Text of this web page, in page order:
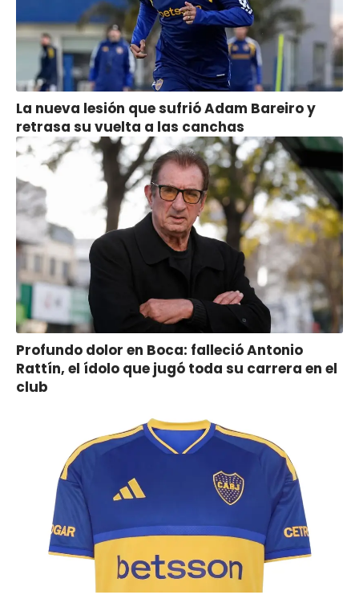
La nueva lesión que sufrió Adam Bareiro y
retrasa su vuelta a las canchas
Profundo dolor en Boca: falleció Antonio
Rattín, el ídolo que jugó toda su carrera en el
club